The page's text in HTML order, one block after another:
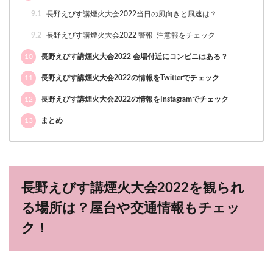
9.1 長野えびす講煙火大会2022当日の風向きと風速は？
9.2 長野えびす講煙火大会2022 警報･注意報をチェック
10 長野えびす講煙火大会2022 会場付近にコンビニはある？
11 長野えびす講煙火大会2022の情報をTwitterでチェック
12 長野えびす講煙火大会2022の情報をInstagramでチェック
13 まとめ
長野えびす講煙火大会2022を観られ
る場所は？屋台や交通情報もチェッ
ク！